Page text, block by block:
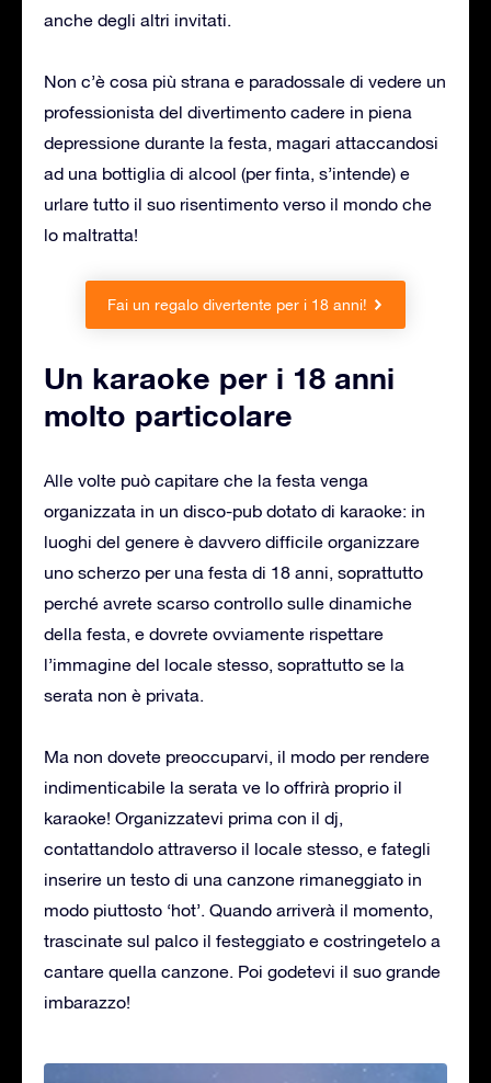
anche degli altri invitati.
Non c’è cosa più strana e paradossale di vedere un
professionista del divertimento cadere in piena
depressione durante la festa, magari attaccandosi
ad una bottiglia di alcool (per finta, s’intende) e
urlare tutto il suo risentimento verso il mondo che
lo maltratta!
Fai un regalo divertente per i 18 anni!
Un karaoke per i 18 anni
molto particolare
Alle volte può capitare che la festa venga
organizzata in un disco-pub dotato di karaoke: in
luoghi del genere è davvero difficile organizzare
uno scherzo per una festa di 18 anni, soprattutto
perché avrete scarso controllo sulle dinamiche
della festa, e dovrete ovviamente rispettare
l’immagine del locale stesso, soprattutto se la
serata non è privata.
Ma non dovete preoccuparvi, il modo per rendere
indimenticabile la serata ve lo offrirà proprio il
karaoke! Organizzatevi prima con il dj,
contattandolo attraverso il locale stesso, e fategli
inserire un testo di una canzone rimaneggiato in
modo piuttosto ‘hot’. Quando arriverà il momento,
trascinate sul palco il festeggiato e costringetelo a
cantare quella canzone. Poi godetevi il suo grande
imbarazzo!